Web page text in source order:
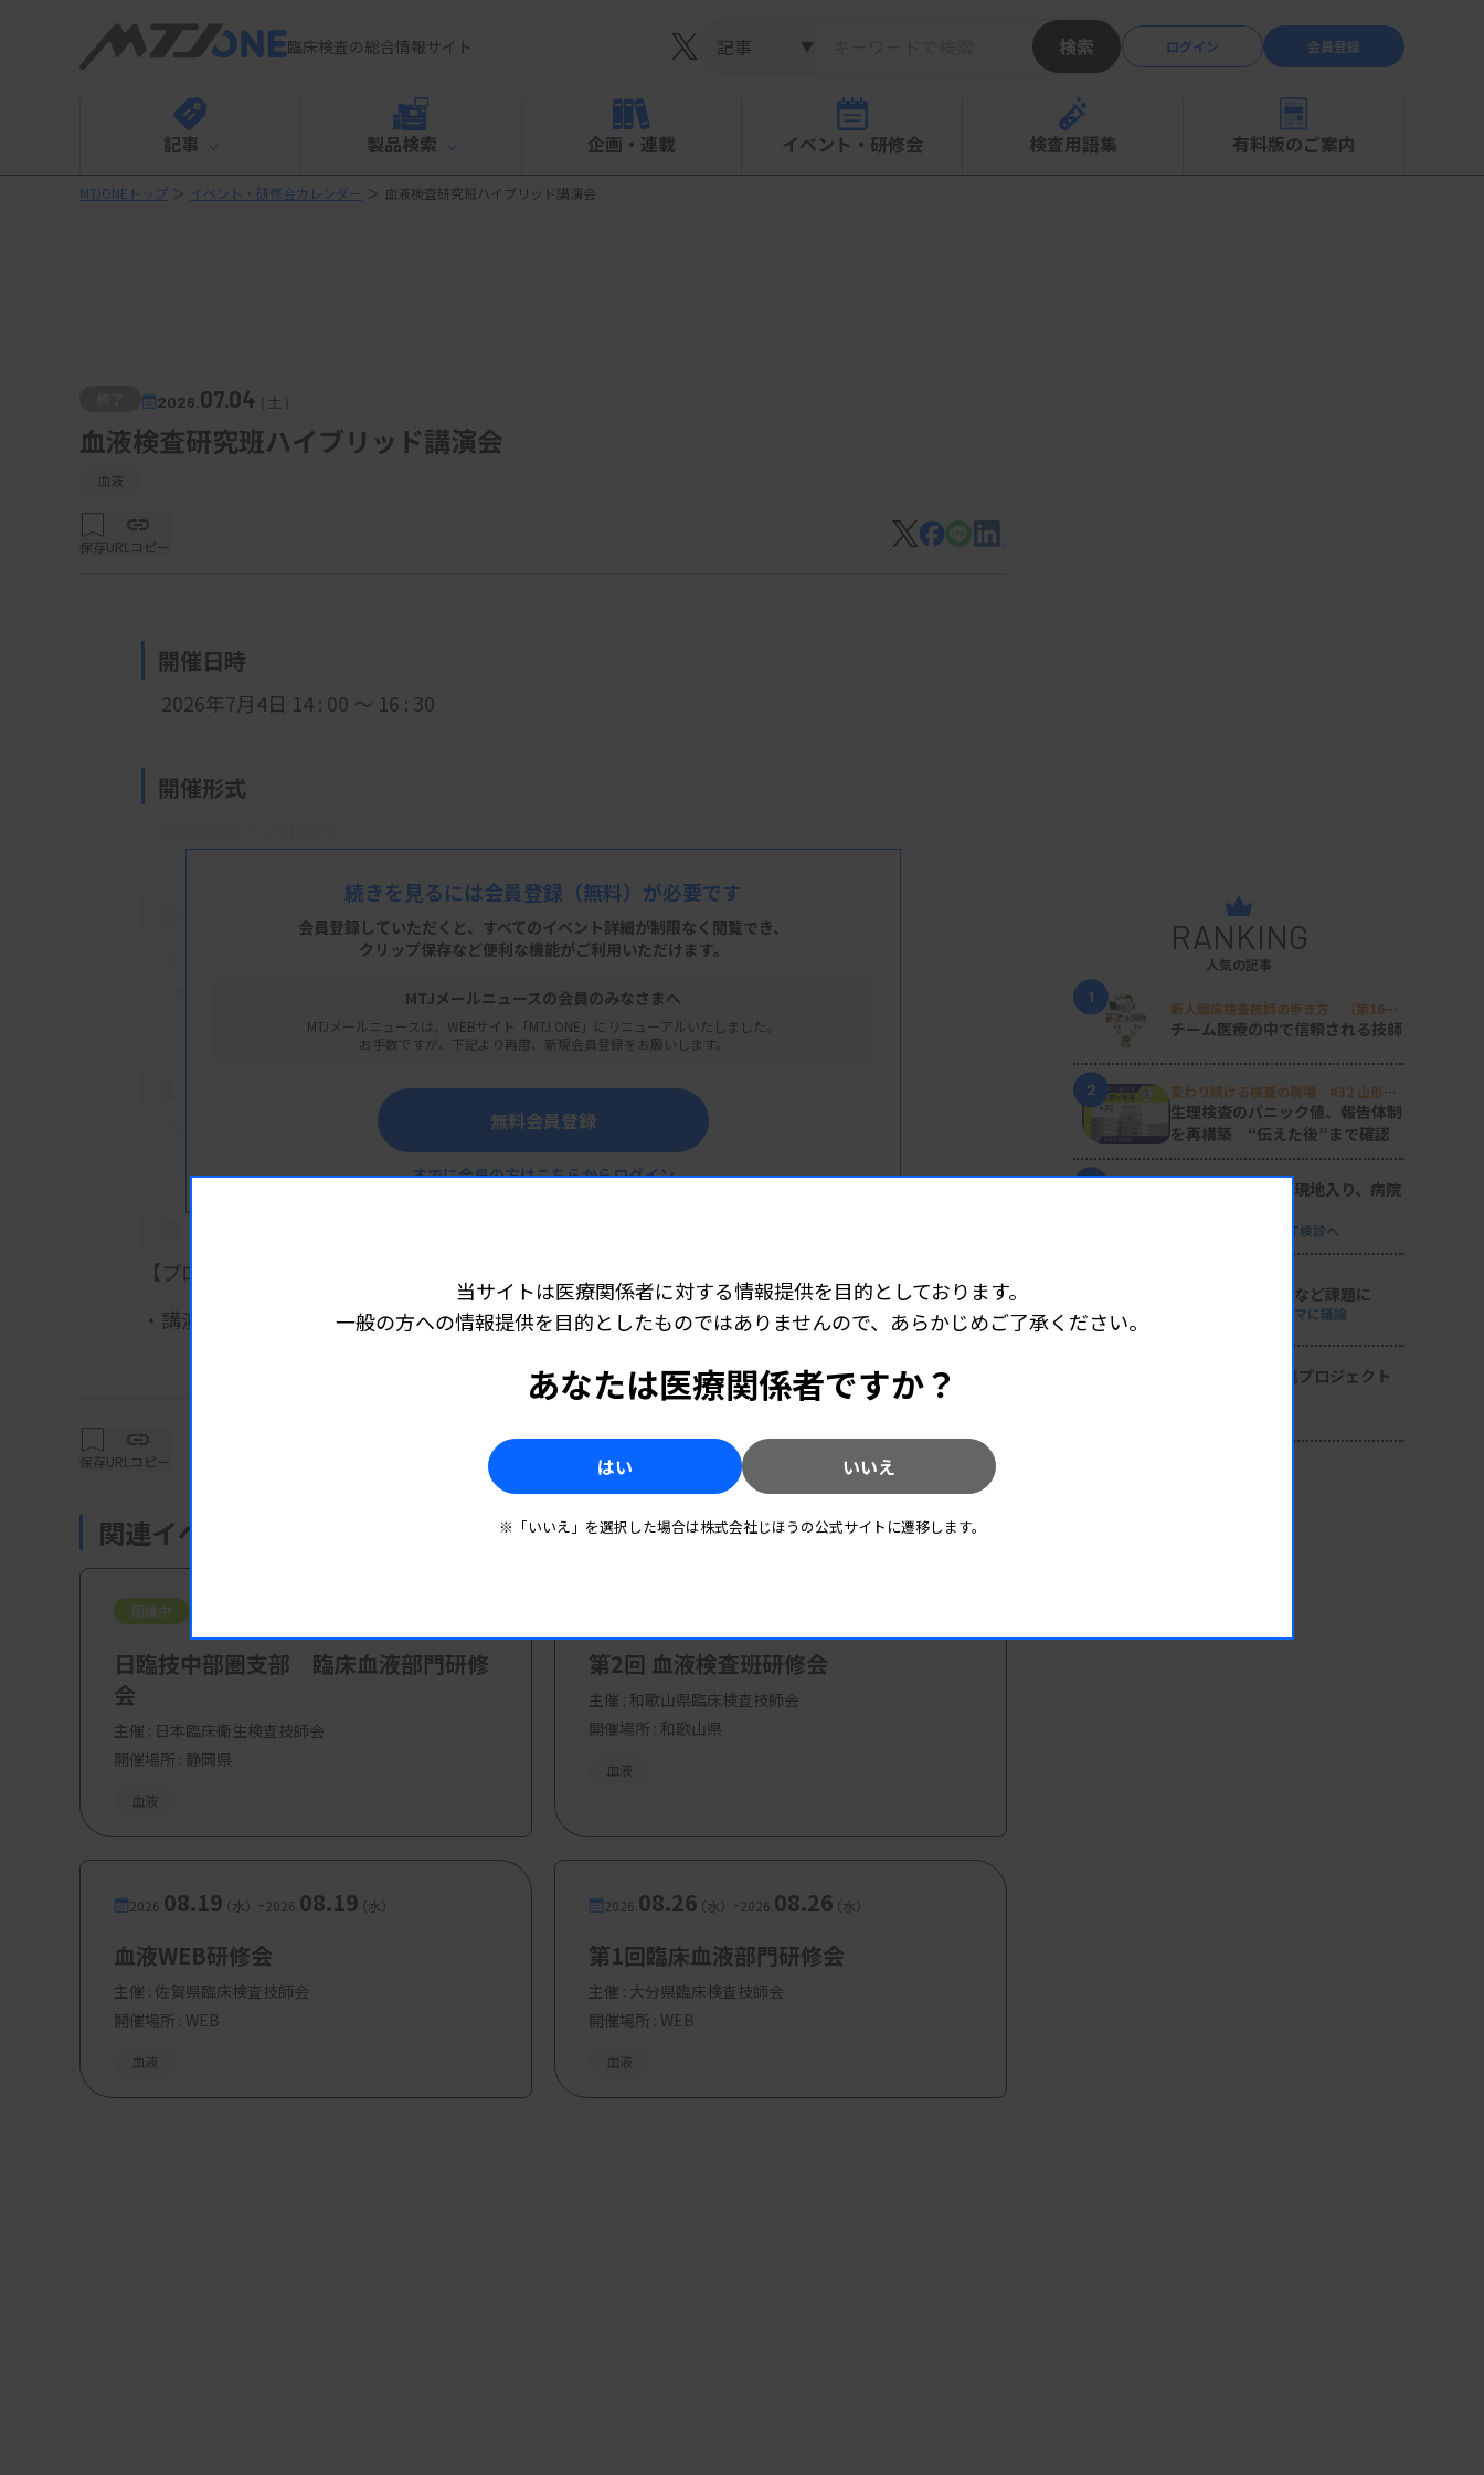
臨床検査の総合情報サイト ▼ 検索 ログイン 会員登録
記事 製品検索 企画・連載 イベント・研修会 検査用語集 有料版のご案内
MTJONEトップ ＞ イベント・研修会カレンダー ＞ 血液検査研究班ハイブリッド講演会
2026. 07.04（土）
血液検査研究班ハイブリッド講演会
血液
保存URLコピー
開催日時
2026年7月4日 14 : 00 ～ 16 : 30
開催形式
キャンパスプラザ京都 第一会議室
京都府京都市下京区東塩小路町939
【プログラム】
・講演1：症例検討（Case study37）
丸岡隼人先生（神戸市立医療センター中央市民病院 臨床検査技術部）
・参加費：会員 無料、非会員 3000円
・定 員：100名
詳細はこちら（外部リンク）
続きを見るには会員登録 （無料）が必要です
会員登録していただくと、すべてのイベント詳細が制限なく閲覧でき、
クリップ保存など便利な機能がご利用いただけます。
MTJメールニュースの会員のみなさまへ
MTJメールニュースは、WEBサイト「MTJ ONE」にリニューアルいたしました。
お手数ですが、下記より再度、新規会員登録をお願いします。
無料会員登録
すでに会員の方はこちらからログイン
保存URLコピー
関連イベント・研修会
開催中
日臨技中部圏支部 臨床血液部門研修
会
主催 : 日本臨床衛生検査技師会
開催場所 : 静岡県
血液
第2回 血液検査班研修会
主催 : 和歌山県臨床検査技師会
開催場所 : 和歌山県
血液
2026. 08.19（水） -2026. 08.19（水）
血液WEB研修会
主催 : 佐賀県臨床検査技師会
開催場所 : WEB
血液
2026. 08.26（水） -2026. 08.26（水）
第1回臨床血液部門研修会
主催 : 大分県臨床検査技師会
開催場所 : WEB
血液
RANKING
人気の記事
1
新人臨床検査技師の歩き方 ［第16
回］
チーム医療の中で信頼される技師
2
変わり続ける検査の現場 #32 山形済
生病院
生理検査のパニック値、報告体制
を再構築 “伝えた後”まで確認
日臨技リエゾンが現地入り、病院
8月8・9両日にはDVT検診へ
導入経費や高齢化など課題に
全医共、検査DXテーマに議論
2026年度学術推進プロジェクト
当サイトは医療関係者に対する情報提供を目的としております。
一般の方への情報提供を目的としたものではありませんので、あらかじめご了承ください。
あなたは医療関係者ですか？
はい いいえ
※「いいえ」を選択した場合は株式会社じほうの公式サイトに遷移します。